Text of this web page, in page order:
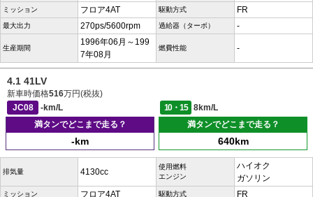
ミッション フロア4AT 駆動方式 FR
最大出力 270ps/5600rpm 過給器（ターボ） -
生産期間
1996年06月～199
7年08月
燃費性能 -
4.1 41LV
新車時価格516万円(税抜)
JC08
-km/L 10・15
8km/L
満タンでどこまで走る？
-km
満タンでどこまで走る？
640km
排気量 4130cc
使用燃料
エンジン
ハイオク
ガソリン
ミッション フロア4AT 駆動方式 FR